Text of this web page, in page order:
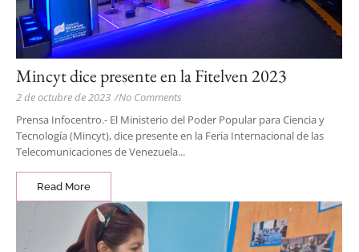
Mincyt dice presente en la Fitelven 2023
2 de octubre de 2023 /No Comments
Prensa Infocentro.- El Ministerio del Poder Popular para Ciencia y
Tecnología (Mincyt), dice presente en la Feria Internacional de las
Telecomunicaciones de Venezuela...
Read More